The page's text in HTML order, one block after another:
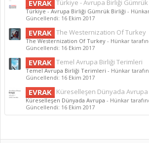
EVRAK Türkiye - Avrupa Birliği Gümrük
Türkiye - Avrupa Birliği Gümrük Birliği -
Güncellendi: 16 Ekim 2017
EVRAK The Westernization Of Turkey
The Westernization Of Turkey - Hünkar
Güncellendi: 16 Ekim 2017
EVRAK Temel Avrupa Birliği Terimleri
Temel Avrupa Birliği Terimleri - Hünkar
Güncellendi: 16 Ekim 2017
EVRAK Küreselleşen Dünyada Avrupa
Küreselleşen Dünyada Avrupa - Hünkar
Güncellendi: 16 Ekim 2017